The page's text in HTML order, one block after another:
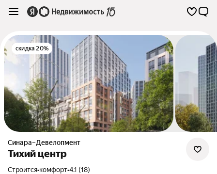
скидка 20%
Синара–Девелопмент
Тихий центр
Строится•комфорт•4.1 (18)